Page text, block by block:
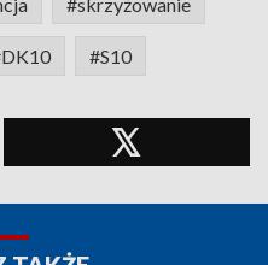
#S10